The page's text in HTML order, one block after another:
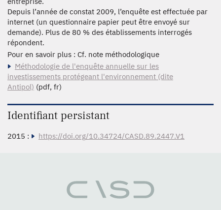
Depuis l’année de constat 2009, l’enquête est effectuée par
internet (un questionnaire papier peut être envoyé sur
demande). Plus de 80 % des établissements interrogés
répondent.
Pour en savoir plus : Cf. note méthodologique
Méthodologie de l'enquête annuelle sur les
investissements protégeant l'environnement (dite
Antipol) (pdf, fr)
Identifiant persistant
2015 : https://doi.org/10.34724/CASD.89.2447.V1